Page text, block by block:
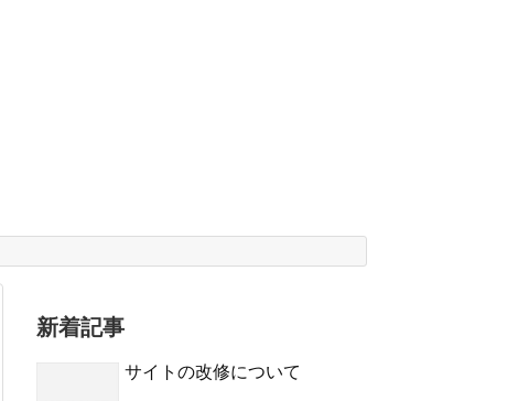
新着記事
サイトの改修について